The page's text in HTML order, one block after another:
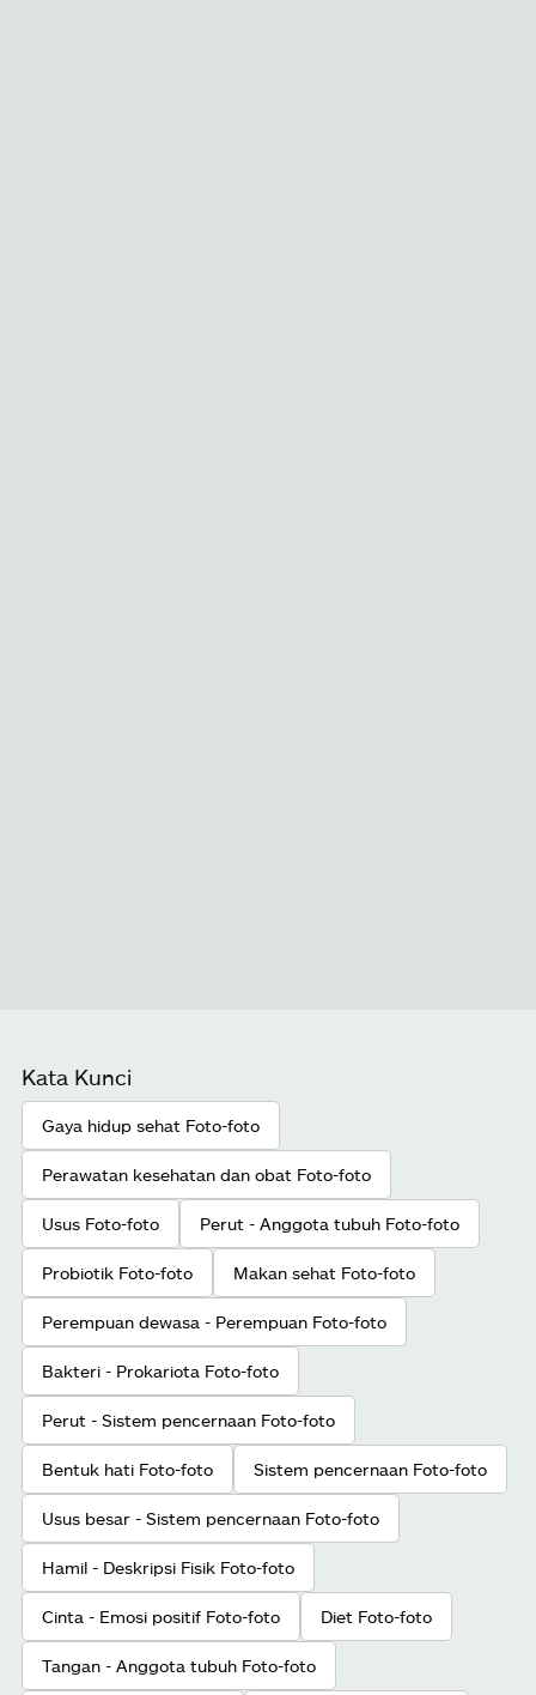
Kata Kunci
Gaya hidup sehat Foto-foto
Perawatan kesehatan dan obat Foto-foto
Usus Foto-foto Perut - Anggota tubuh Foto-foto
Probiotik Foto-foto Makan sehat Foto-foto
Perempuan dewasa - Perempuan Foto-foto
Bakteri - Prokariota Foto-foto
Perut - Sistem pencernaan Foto-foto
Bentuk hati Foto-foto Sistem pencernaan Foto-foto
Usus besar - Sistem pencernaan Foto-foto
Hamil - Deskripsi Fisik Foto-foto
Cinta - Emosi positif Foto-foto Diet Foto-foto
Tangan - Anggota tubuh Foto-foto